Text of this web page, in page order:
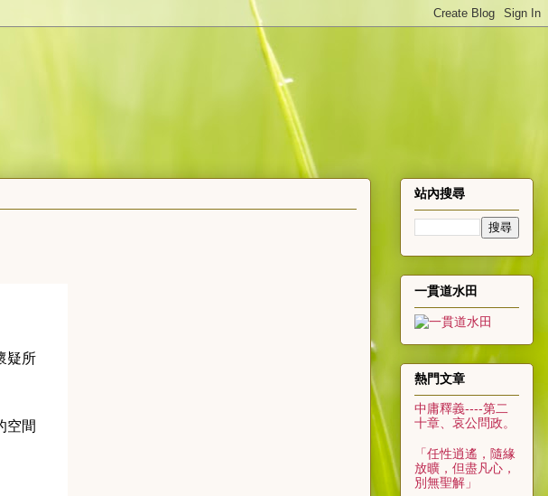
疑所
空間
站內搜尋
一貫道水田
熱門文章
中庸釋義----第二
十章、哀公問政。
「任性逍遙，隨緣
放曠，但盡凡心，
別無聖解」